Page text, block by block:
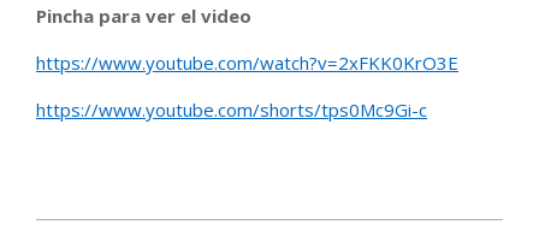
Pincha para ver el video
https://www.youtube.com/watch?v=2xFKK0KrO3E
https://www.youtube.com/shorts/tps0Mc9Gi-c